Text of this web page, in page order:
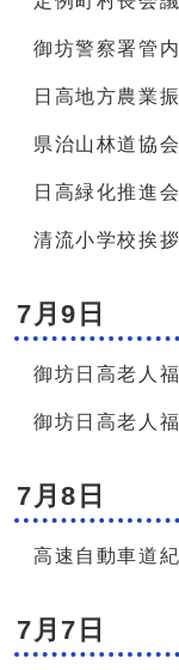
御坊警察署管
日高地方農業
県治山林道協
日高緑化推進
清流小学校挨
7月9日
御坊日高老人
御坊日高老人
7月8日
高速自動車道
7月7日